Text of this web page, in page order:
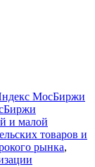
МосБиржи
и малой
товаров и
рынка,